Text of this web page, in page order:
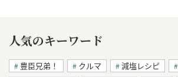
人気のキーワード
豊臣兄弟！ クルマ 減塩レシピ